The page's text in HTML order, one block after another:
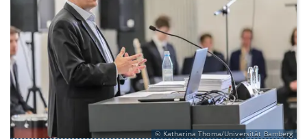
Katharina Thoma/Universität Bamberg